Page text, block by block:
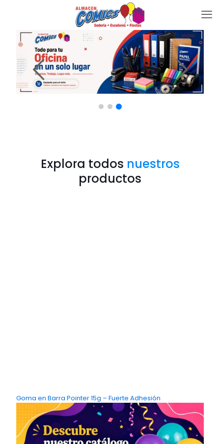
Explora todos nuestros
productos
Goma en Barra Pointer 15g – Fuerte Adhesión